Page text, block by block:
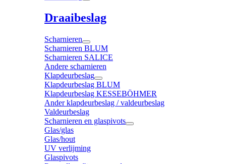
Draaibeslag
Scharnieren
Scharnieren BLUM
Scharnieren SALICE
Andere scharnieren
Klapdeurbeslag
Klapdeurbeslag BLUM
Klapdeurbeslag KESSEBÖHMER
Ander klapdeurbeslag / valdeurbeslag
Valdeurbeslag
Scharnieren en glaspivots
Glas/glas
Glas/hout
UV verlijming
Glaspivots